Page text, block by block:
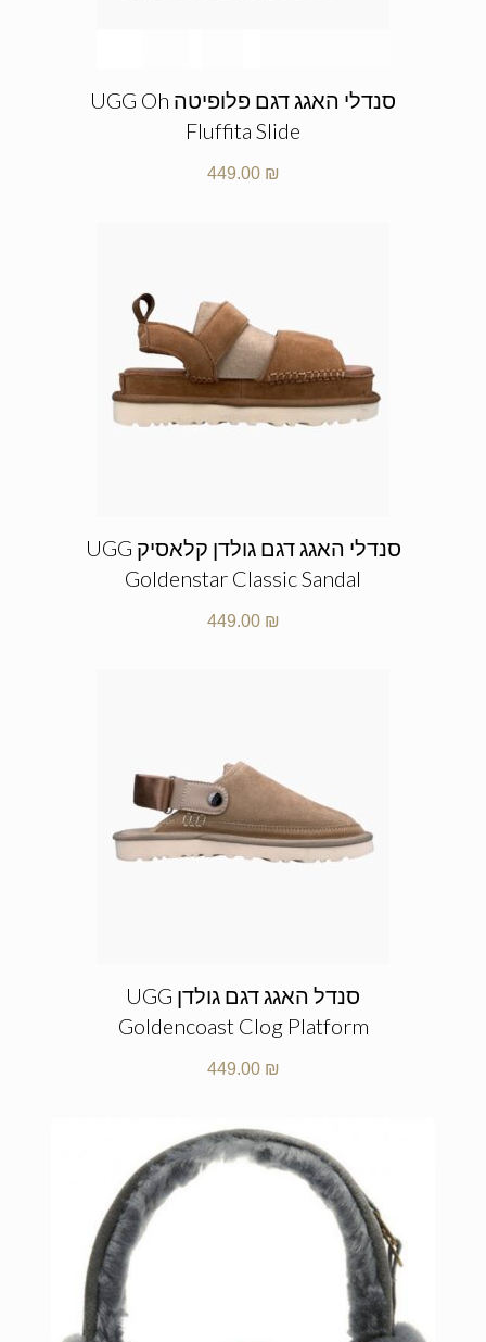
סנדלי האגג דגם פלופיטה UGG Oh
Fluffita Slide
449.00 ₪
סנדלי האגג דגם גולדן קלאסיק UGG
Goldenstar Classic Sandal
449.00 ₪
סנדל האגג דגם גולדן UGG
Goldencoast Clog Platform
449.00 ₪